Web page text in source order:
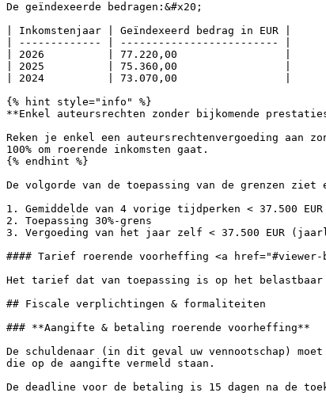
De geïndexeerde bedragen:&#x20;
| Inkomstenjaar | Geïndexeerd bedrag in EUR |
| ------------- | ------------------------- |
| 2026          | 77.220,00                 |
| 2025          | 75.360,00                 |
| 2024          | 73.070,00                 |
{% hint style="info" %}
**Enkel auteursrechten zonder bijkomende
Reken je enkel een auteursrechtenvergoeding aan
100% om roerende inkomsten gaat.
{% endhint %}
De volgorde van de toepassing van de grenzen
1. Gemiddelde van 4 vorige tijdperken < 37.500
2. Toepassing 30%-grens
3. Vergoeding van het jaar zelf < 37.500 EUR
#### Tarief roerende voorheffing <a href="#viewer-
Het tarief dat van toepassing is op het belastbaar
## Fiscale verplichtingen & formaliteiten
### **Aangifte & betaling roerende voorheffing**
De schuldenaar (in dit geval uw vennootschap)
die op de aangifte vermeld staan.
De deadline voor de betaling is 15 dagen na de